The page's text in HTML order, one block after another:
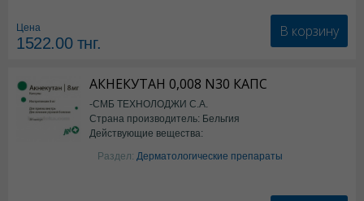
Цена
1522.00тнг.
В корзину
АКНЕКУТАН 0,008 N30 КАПС
-СМБ ТЕХНОЛОДЖИ С.А.
Страна производитель: Бельгия
Действующие вещества:
Изотретиноин
Раздел: Дерматологические препараты